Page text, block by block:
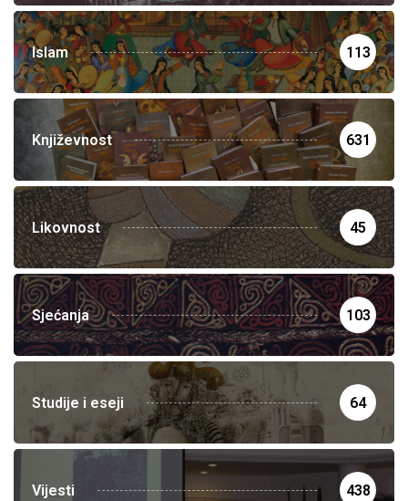
Islam 113
Književnost 631
Likovnost 45
Sjećanja 103
Studije i eseji 64
Vijesti 438